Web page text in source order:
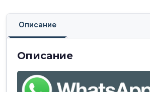
Описание
Описание